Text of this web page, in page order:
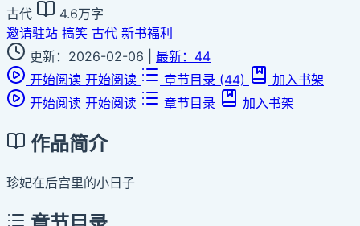
古代
4.6万字
邀请驻站 搞笑 古代 新书福利
更新：2026-02-06
最新：44
开始阅读 开始阅读 章节目录 (44)
加入书架
开始阅读 开始阅读 章节目录 加入书架
作品简介
珍妃在后宫里的小日子